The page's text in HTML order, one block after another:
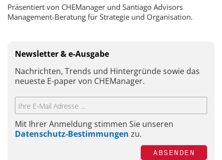
Präsentiert von CHEManager und Santiago Advisors
Management-Beratung für Strategie und Organisation.
Newsletter & e-Ausgabe
Nachrichten, Trends und Hintergründe sowie das
neueste E-paper von CHEManager.
Mit Ihrer Anmeldung stimmen Sie unseren
Datenschutz-Bestimmungen zu.
ABSENDEN